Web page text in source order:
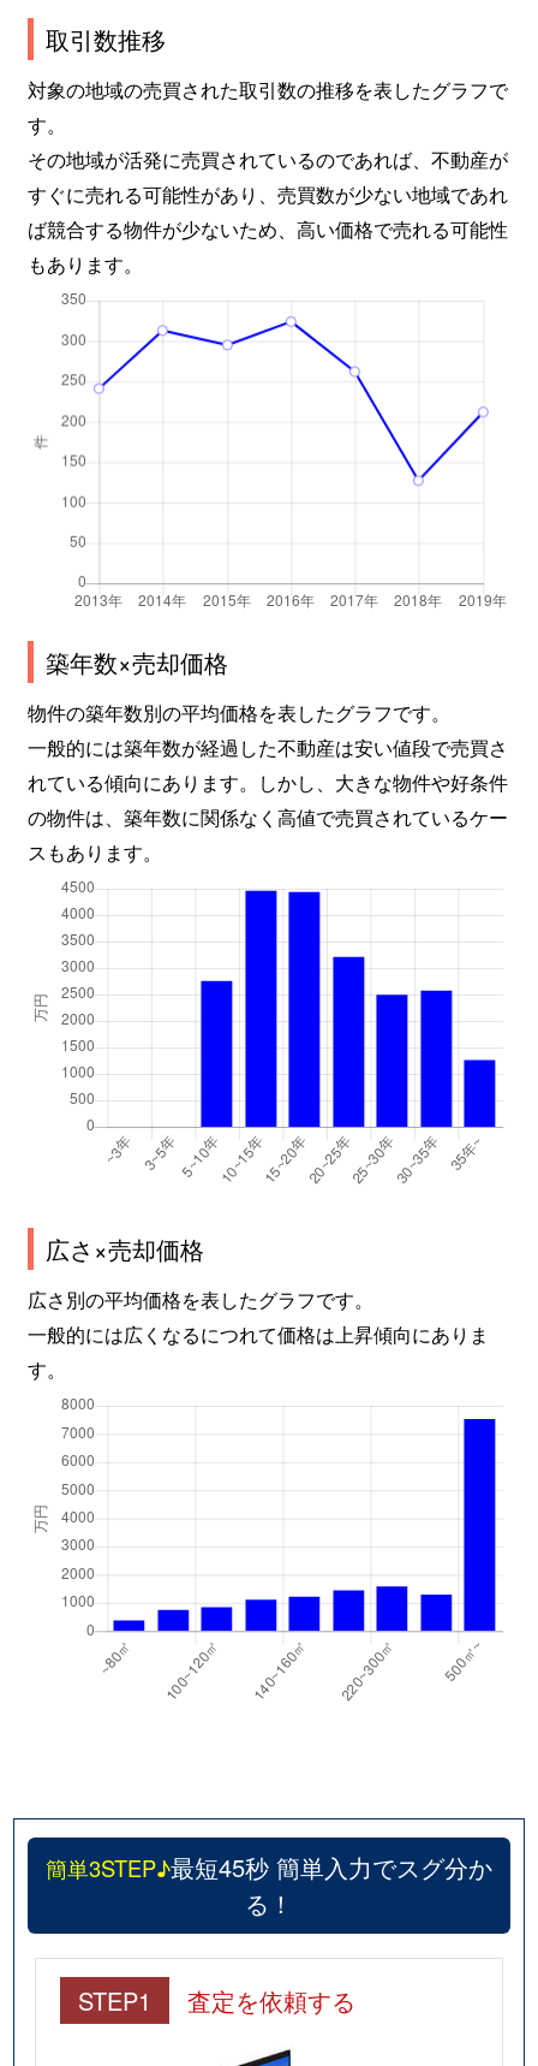
取引数推移
対象の地域の売買された取引数の推移を表したグラフで
す。
その地域が活発に売買されているのであれば、不動産が
すぐに売れる可能性があり、売買数が少ない地域であれ
ば競合する物件が少ないため、高い価格で売れる可能性
もあります。
築年数×売却価格
物件の築年数別の平均価格を表したグラフです。
一般的には築年数が経過した不動産は安い値段で売買さ
れている傾向にあります。しかし、大きな物件や好条件
の物件は、築年数に関係なく高値で売買されているケー
スもあります。
広さ×売却価格
広さ別の平均価格を表したグラフです。
一般的には広くなるにつれて価格は上昇傾向にありま
す。
簡単3STEP♪最短45秒 簡単入力でスグ分か
る！
STEP1 査定を依頼する